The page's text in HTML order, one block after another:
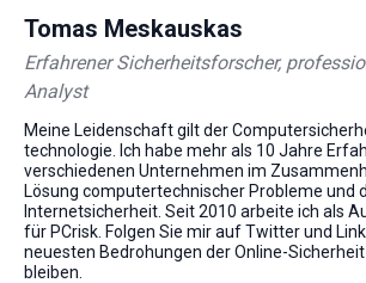
Tomas Meskauskas
Erfahrener Sicherheitsforscher,
Analyst
Meine Leidenschaft gilt der
technologie. Ich habe mehr als 10 Jahre
verschiedenen Unternehmen im
Lösung computertechnischer Probleme und
Internetsicherheit. Seit 2010 arbeite ich als
für PCrisk. Folgen Sie mir auf Twitter und
neuesten Bedrohungen der Online-
bleiben.